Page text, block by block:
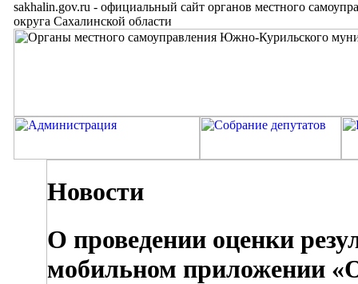
sakhalin.gov.ru - официальный сайт органов местного
округа Сахалинской области
Новости
О проведении оценки
мобильном приложении